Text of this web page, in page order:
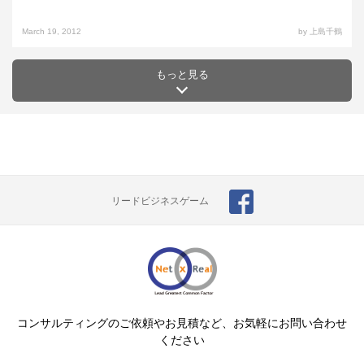
March 19, 2012 by 上島千鶴
もっと見る
リードビジネスゲーム
コンサルティングのご依頼やお見積など、お気軽にお問い合わせ
ください